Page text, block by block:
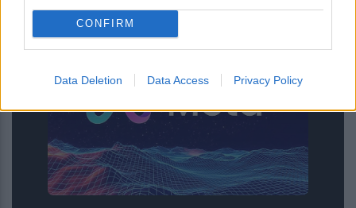
CONFIRM
Data Deletion Data Access Privacy Policy
Νέα μέθοδος μετατρέπει το PVC σε
λιπαντικό υψηλής απόδοσης